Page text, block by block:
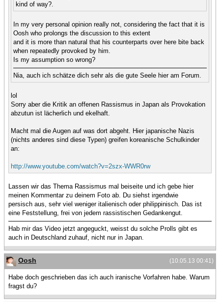
kind of way?.
In my very personal opinion really not, considering the fact that it is
Oosh who prolongs the discussion to this extent
and it is more than natural that his counterparts over here bite back
when repeatedly provoked by him.
Is my assumption so wrong?
Nia, auch ich schätze dich sehr als die gute Seele hier am Forum.
lol
Sorry aber die Kritik an offenen Rassismus in Japan als Provokation
abzutun ist lächerlich und ekelhaft.
Macht mal die Augen auf was dort abgeht. Hier japanische Nazis
(nichts anderes sind diese Typen) greifen koreanische Schulkinder
an:
http://www.youtube.com/watch?v=2szx-WWR0rw
Lassen wir das Thema Rassismus mal beiseite und ich gebe hier
meinen Kommentar zu deinem Foto ab. Du siehst irgendwie
persisch aus, sehr viel weniger italienisch oder philippinisch. Das ist
eine Feststellung, frei von jedem rassistischen Gedankengut.
Hab mir das Video jetzt angeguckt, weisst du solche Prolls gibt es
auch in Deutschland zuhauf, nicht nur in Japan.
(10.05.13 00:41)
Oosh
Habe doch geschrieben das ich auch iranische Vorfahren habe. Warum
fragst du?